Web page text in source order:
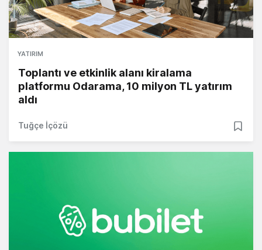
YATIRIM
Toplantı ve etkinlik alanı kiralama
platformu Odarama, 10 milyon TL yatırım
aldı
Tuğçe İçözü